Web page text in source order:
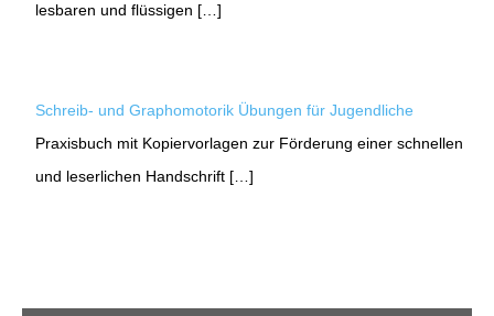
lesbaren und flüssigen […]
Schreib- und Graphomotorik Übungen für Jugendliche
Praxisbuch mit Kopiervorlagen zur Förderung einer schnellen
und leserlichen Handschrift […]